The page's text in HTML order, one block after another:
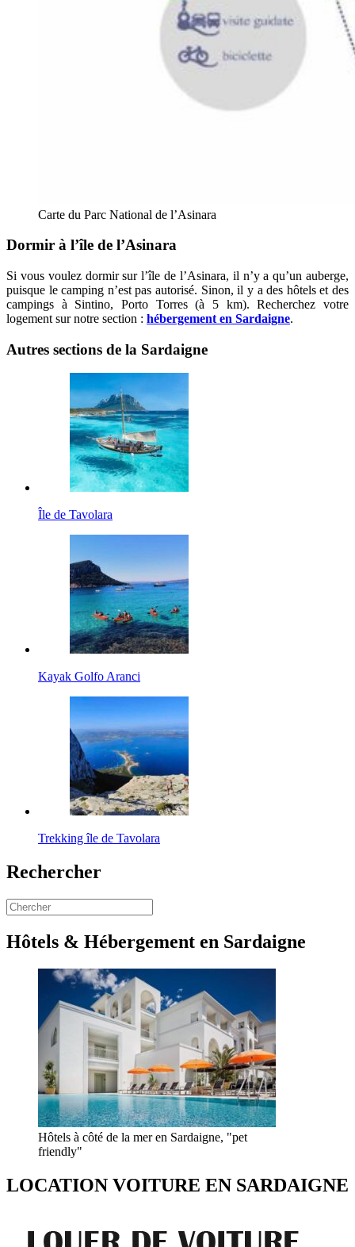
Carte du Parc National de l’Asinara
Dormir à l’île de l’Asinara
Si vous voulez dormir sur l’île de l’Asinara, il n’y a qu’un auberge,
puisque le camping n’est pas autorisé. Sinon, il y a des hôtels et des
campings à Sintino, Porto Torres (à 5 km). Recherchez votre
logement sur notre section : hébergement en Sardaigne.
Autres sections de la Sardaigne
Île de Tavolara
Kayak Golfo Aranci
Trekking île de Tavolara
Rechercher
Hôtels & Hébergement en Sardaigne
Hôtels à côté de la mer en Sardaigne, "pet
friendly"
LOCATION VOITURE EN SARDAIGNE